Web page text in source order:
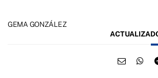
GEMA GONZÁLEZ